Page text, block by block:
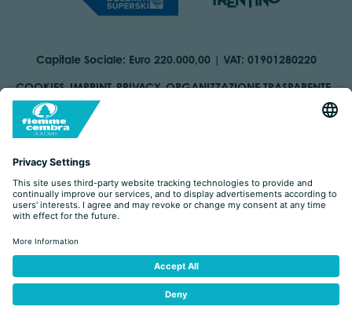
Capitale Sociale: Euro 220.000,00 | VAT: 01901280220
COOKIES IMPRINT PRIVACY ORGANIZZAZIONE TRASPARENTE